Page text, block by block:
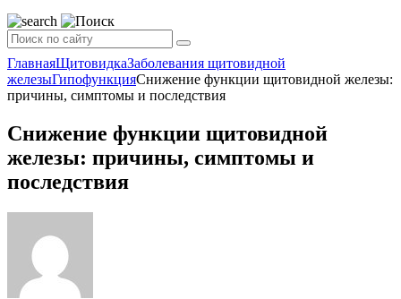
ГлавнаяЩитовидкаЗаболевания щитовидной
железыГипофункцияСнижение функции щитовидной железы:
причины, симптомы и последствия
Снижение функции щитовидной
железы: причины, симптомы и
последствия